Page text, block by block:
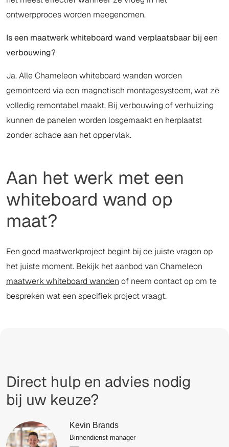
ontwerpproces worden meegenomen.
Is een maatwerk whiteboard wand verplaatsbaar bij een
verbouwing?
Ja. Alle Chameleon whiteboard wanden worden
gemonteerd via een magnetisch montagesysteem, wat ze
volledig remontabel maakt. Bij verbouwing of verhuizing
kunnen de panelen worden losgemaakt en herplaatst
zonder schade aan het oppervlak.
Aan het werk met een
whiteboard wand op
maat?
Een goed maatwerkproject begint bij de juiste vragen op
het juiste moment. Bekijk het aanbod van Chameleon
maatwerk whiteboard wanden of neem contact op om te
bespreken wat een specifiek project vraagt.
Direct hulp en advies nodig
bij uw keuze?
Kevin Brands
Binnendienst manager